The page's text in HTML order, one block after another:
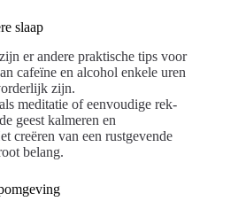
slaap
er andere praktische tips voor
cafeïne en alcohol enkele uren
zijn.
meditatie of eenvoudige rek-
geest kalmeren en
creëren van een rustgevende
belang.